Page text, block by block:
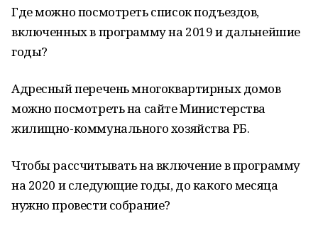
Где можно посмотреть список подъездов,
включенных в программу на 2019 и дальнейшие
годы?
Адресный перечень многоквартирных домов
можно посмотреть на сайте Министерства
жилищно-коммунального хозяйства РБ.
Чтобы рассчитывать на включение в программу
на 2020 и следующие годы, до какого месяца
нужно провести собрание?